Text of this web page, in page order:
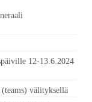
12-13.6.2024
välityksellä